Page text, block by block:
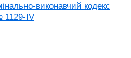
виконавчий кодекс
1129-IV